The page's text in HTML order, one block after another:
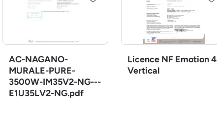
AC-NAGANO-
MURALE-PURE-
3500W-IM35V2-NG---
E1U35LV2-NG.pdf
Licence NF Emotion 4
Vertical